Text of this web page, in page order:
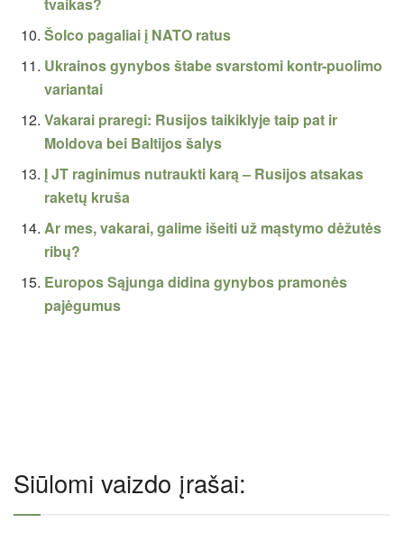
Šolco pagaliai į NATO ratus
Ukrainos gynybos štabe svarstomi kontr-puolimo
variantai
Vakarai praregi: Rusijos taikiklyje taip pat ir
Moldova bei Baltijos šalys
Į JT raginimus nutraukti karą – Rusijos atsakas
raketų kruša
Ar mes, vakarai, galime išeiti už mąstymo dėžutės
ribų?
Europos Sąjunga didina gynybos pramonės
pajėgumus
Siūlomi vaizdo įrašai: